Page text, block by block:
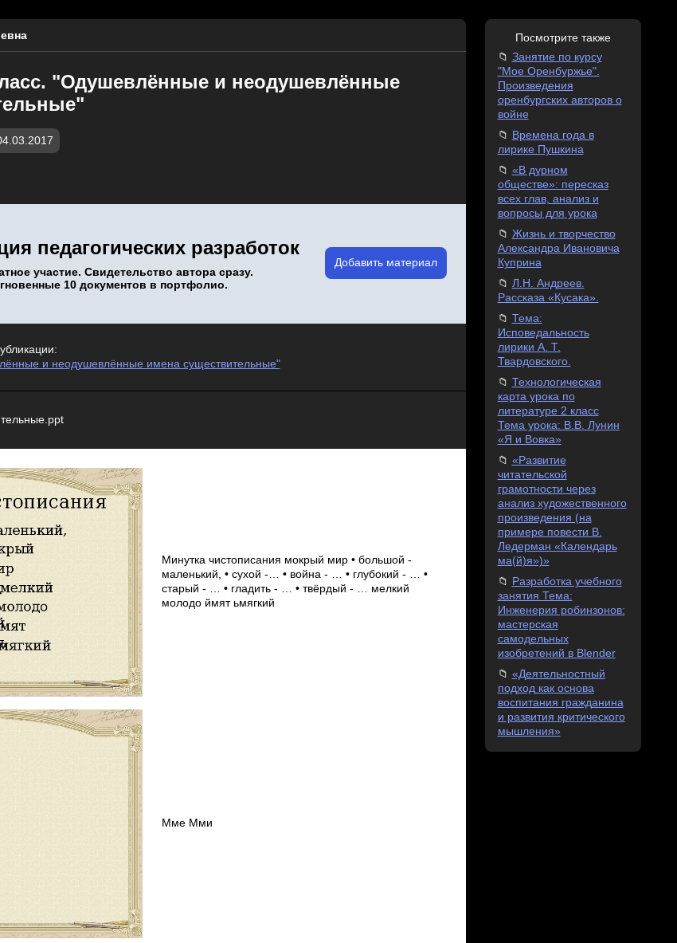
"Одушевлённые и неодушевлённые
педагогических разработок
участие. Свидетельство автора сразу.
10 документов в портфолио.
Добавить материал
и неодушевлённые имена существительные"
Минутка чистописания мокрый мир • большой -
маленький, • сухой -… • война - … • глубокий - … •
старый - … • гладить - … • твёрдый - … мелкий
молодо ймят ьмягкий
Мме Мми
Посмотрите также
Занятие по курсу
"Мое Оренбуржье".
Произведения
оренбургских авторов о
войне
Времена года в
лирике Пушкина
«В дурном
обществе»: пересказ
всех глав, анализ и
вопросы для урока
Жизнь и творчество
Александра Ивановича
Куприна
Л.Н. Андреев.
Рассказа «Кусака».
Тема:
Исповедальность
лирики А. Т.
Твардовского.
Технологическая
карта урока по
литературе 2 класс
Тема урока: В.В. Лунин
«Я и Вовка»
«Развитие
читательской
грамотности через
анализ художественного
произведения (на
примере повести В.
Ледерман «Календарь
ма(й)я»)»
Разработка учебного
занятия Тема:
Инженерия робинзонов:
мастерская
самодельных
изобретений в Blender
«Деятельностный
подход как основа
воспитания гражданина
и развития критического
мышления»